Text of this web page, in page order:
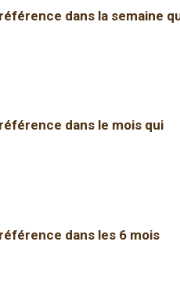
dans la semaine
dans le mois qui
dans les 6 mois